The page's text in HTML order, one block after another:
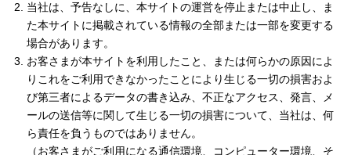
当社は、予告なしに、本サイトの運営を停止または中止し、ま
た本サイトに掲載されている情報の全部または一部を変更する
場合があります。
お客さまが本サイトを利用したこと、または何らかの原因によ
りこれをご利用できなかったことにより生じる一切の損害およ
び第三者によるデータの書き込み、不正なアクセス、発言、メ
ールの送信等に関して生じる一切の損害について、当社は、何
ら責任を負うものではありません。
（お客さまがご利用になる通信環境、コンピューター環境、そ